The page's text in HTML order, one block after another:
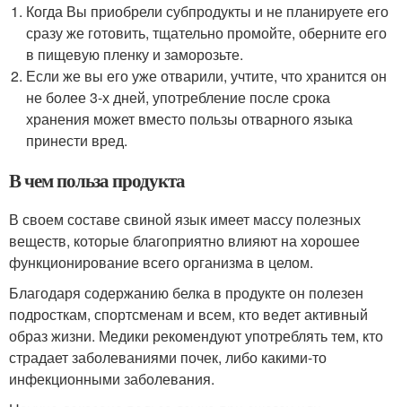
Когда Вы приобрели субпродукты и не планируете его
сразу же готовить, тщательно промойте, оберните его
в пищевую пленку и заморозьте.
Если же вы его уже отварили, учтите, что хранится он
не более 3-х дней, употребление после срока
хранения может вместо пользы отварного языка
принести вред.
В чем польза продукта
В своем составе свиной язык имеет массу полезных
веществ, которые благоприятно влияют на хорошее
функционирование всего организма в целом.
Благодаря содержанию белка в продукте он полезен
подросткам, спортсменам и всем, кто ведет активный
образ жизни. Медики рекомендуют употреблять тем, кто
страдает заболеваниями почек, либо какими-то
инфекционными заболевания.